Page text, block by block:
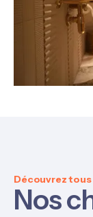
Découvrez
Nos